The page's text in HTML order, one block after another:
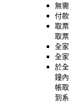
無
付
取
取
全
全
於
鐘
帳
到